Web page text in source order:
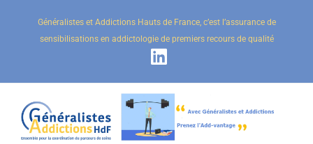
Généralistes et Addictions Hauts de France, c’est l’assurance de
sensibilisations en addictologie de premiers recours de qualité